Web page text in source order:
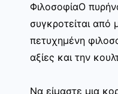
ΦιλοσοφίαΟ
συγκροτείται από
πετυχημένη
αξίες και την
Να είμαστε μια